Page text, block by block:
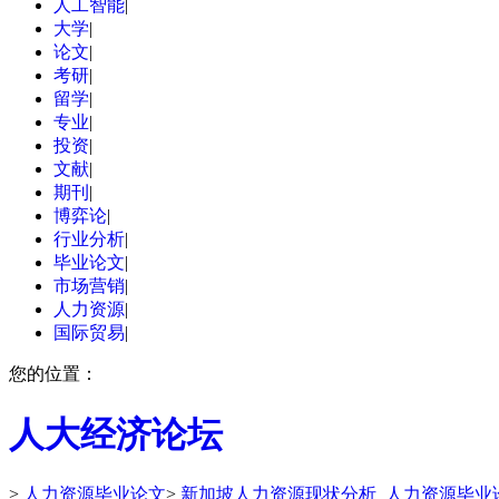
人工智能
大学|
论文|
考研|
留学|
专业|
投资|
文献|
期刊 |
博弈论|
行业分析|
毕业论文|
市场营销|
人力资源|
国际贸易|
您的位置：
人大经济论坛
> 人力资源毕业论文> 新加坡人力资源现状分析_人力资源毕业